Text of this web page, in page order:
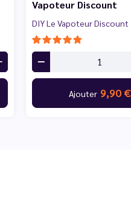
Vapoteur Discount
DIY Le Vapoteur Discount
Ajouter 9,90 €